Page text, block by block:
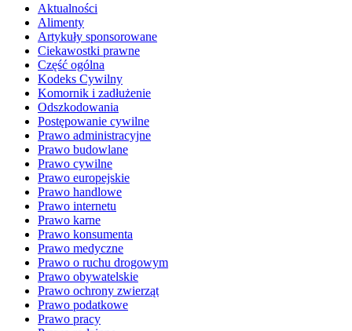
Aktualności
Alimenty
Artykuły sponsorowane
Ciekawostki prawne
Część ogólna
Kodeks Cywilny
Komornik i zadłużenie
Odszkodowania
Postępowanie cywilne
Prawo administracyjne
Prawo budowlane
Prawo cywilne
Prawo europejskie
Prawo handlowe
Prawo internetu
Prawo karne
Prawo konsumenta
Prawo medyczne
Prawo o ruchu drogowym
Prawo obywatelskie
Prawo ochrony zwierząt
Prawo podatkowe
Prawo pracy